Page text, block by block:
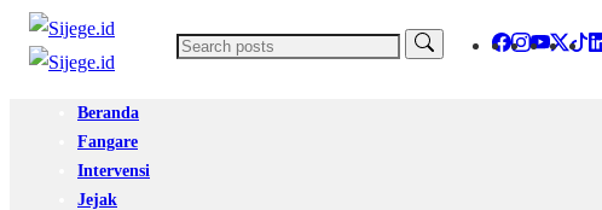
Beranda
Fangare
Intervensi
Jejak